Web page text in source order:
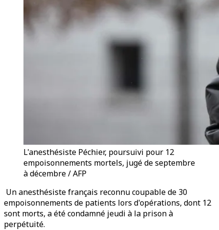
L'anesthésiste Péchier, poursuivi pour 12
empoisonnements mortels, jugé de septembre
à décembre / AFP
Un anesthésiste français reconnu coupable de 30
empoisonnements de patients lors d'opérations, dont 12
sont morts, a été condamné jeudi à la prison à
perpétuité.